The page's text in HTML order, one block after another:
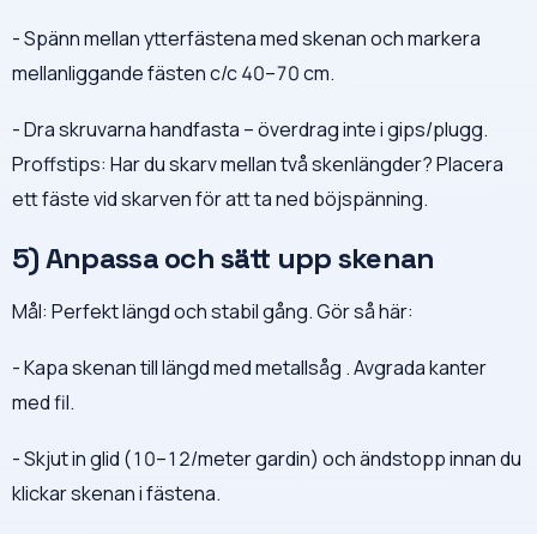
- Spänn mellan ytterfästena med skenan och markera
mellanliggande fästen c/c 40–70 cm.
- Dra skruvarna handfasta – överdrag inte i gips/plugg.
Proffstips: Har du skarv mellan två skenlängder? Placera
ett fäste vid skarven för att ta ned böjspänning.
5) Anpassa och sätt upp skenan
Mål: Perfekt längd och stabil gång. Gör så här:
- Kapa skenan till längd med metallsåg . Avgrada kanter
med fil.
- Skjut in glid (10–12/meter gardin) och ändstopp innan du
klickar skenan i fästena.